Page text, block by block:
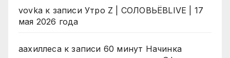
vovka к записи Утро Z | СОЛОВЬЁВLIVE | 17
мая 2026 года
аахиллесак записи 60 минут Начинка